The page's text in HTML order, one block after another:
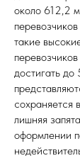
около 612,2
такие
достигать
сохраняется
лишняя
оформлении